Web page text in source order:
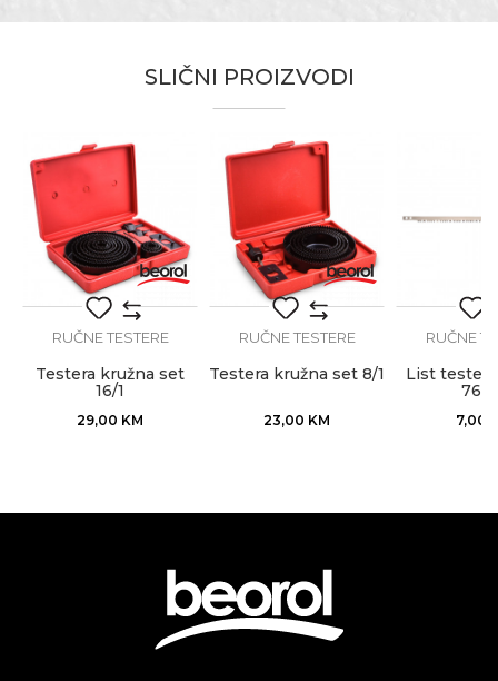
Baštovani, Hobby, Zidari
POŠALJI
SLIČNI PROIZVODI
RUČNE TESTERE
Testera kružna set
16/1
29,00 KM
RUČNE TESTERE
Testera kružna set 8/1
23,00 KM
RUČNE
List
7,00